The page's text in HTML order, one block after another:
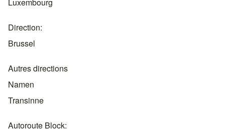
Luxembourg
Direction
Brussel
Autres directions
Namen
Transinne
Autoroute Block